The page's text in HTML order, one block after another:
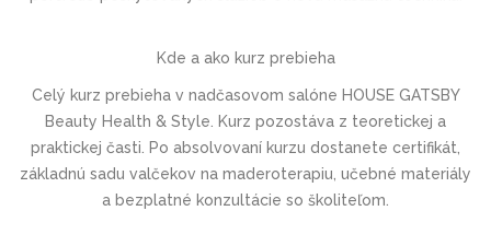
Kde a ako kurz prebieha
Celý kurz prebieha v nadčasovom salóne HOUSE GATSBY
Beauty Health & Style. Kurz pozostáva z teoretickej a
praktickej časti. Po absolvovaní kurzu dostanete certifikát,
základnú sadu valčekov na maderoterapiu, učebné materiály
a bezplatné konzultácie so školiteľom.